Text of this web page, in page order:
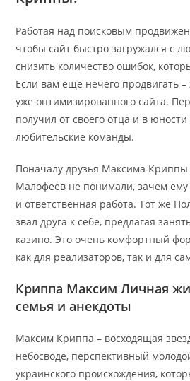
Работая над поисковым
чтобы сайт быстро загружался с
снизить количество ошибок,
Если вам еще нечего продвигать –
уже оптимизированного сайта.
получил от своего отца и в
любительские команды.
Поначалу друзья Максима Криппы
Малофеев не понимали, зачем ему
и ответственная работа. Тот же
звал друга к себе, предлагая
казино. Это очень комфортный
как для реализаторов, так и для
Криппа Максим Личная
семья и анекдоты
Максим Криппа – восходящая
небосводе, перспективный
украинского происхождения,